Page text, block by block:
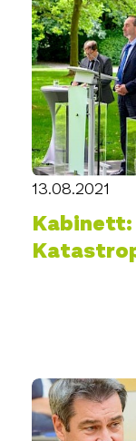
13.08.2021
Kabinett: